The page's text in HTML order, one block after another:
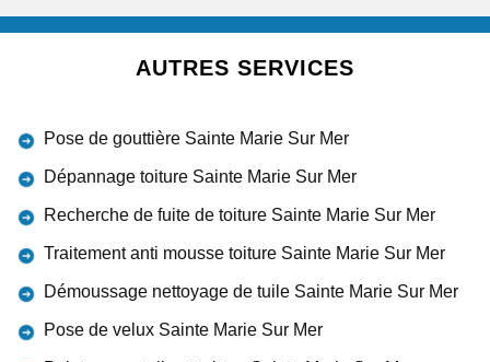
AUTRES SERVICES
Pose de gouttière Sainte Marie Sur Mer
Dépannage toiture Sainte Marie Sur Mer
Recherche de fuite de toiture Sainte Marie Sur Mer
Traitement anti mousse toiture Sainte Marie Sur Mer
Démoussage nettoyage de tuile Sainte Marie Sur Mer
Pose de velux Sainte Marie Sur Mer